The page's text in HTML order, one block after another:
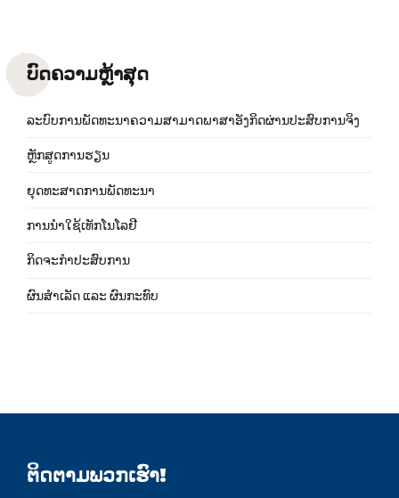
ບົດຄວາມຫຼ້າສຸດ
ລະບົບການພັດທະນາຄວາມສາມາດພາສາອັງກິດຜ່ານປະສົບການຈິງ
ຫຼັກສູດການຮຽນ
ຍຸດທະສາດການພັດທະນາ
ການນຳໃຊ້ເທັກໂນໂລຢີ
ກິດຈະກຳປະສົບການ
ຜົນສຳເລັດ ແລະ ຜົນກະທົບ
ຕິດຕາມພວກເຮົາ!